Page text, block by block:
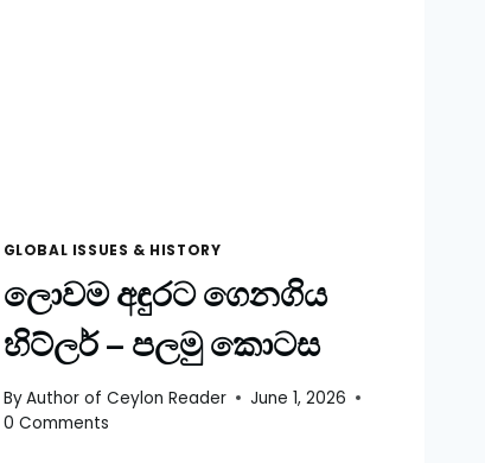
GLOBAL ISSUES & HISTORY
ලොවම අඳුරට ගෙනගිය
හිට්ලර් – පලමු කොටස
ByAuthor of Ceylon Reader
June 1, 2026
0 Comments